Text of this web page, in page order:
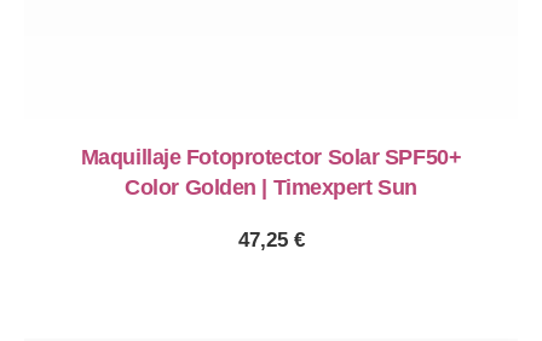
Maquillaje Fotoprotector Solar SPF50+
Color Golden | Timexpert Sun
47,25 €